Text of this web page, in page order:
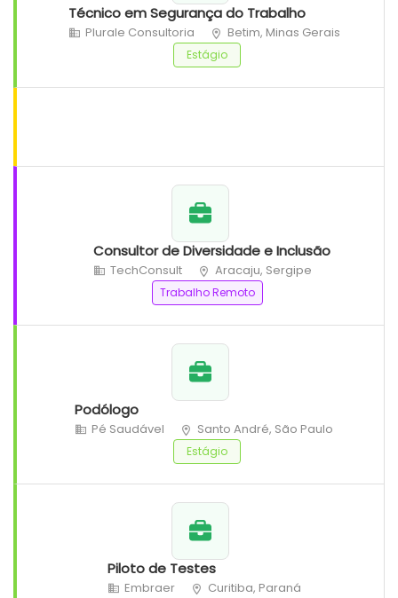
Técnico em Segurança do Trabalho
Plurale Consultoria Betim, Minas Gerais
Estágio
Consultor de Diversidade e Inclusão
TechConsult Aracaju, Sergipe
Trabalho Remoto
Podólogo
Pé Saudável Santo André, São Paulo
Estágio
Piloto de Testes
Embraer Curitiba, Paraná